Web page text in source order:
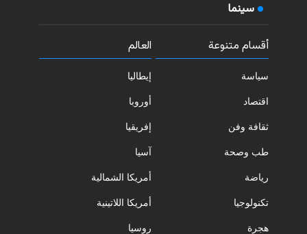
سينما
أقسام متنوعة
سياسة
اقتصاد
ثقافة وفن
طب وصحة
رياضة
تكنولوجيا
هجرة
العالم
إيطاليا
أوروبا
إفريقيا
آسيا
أمريكا الشمالية
أمريكا اللاتينية
روسيا